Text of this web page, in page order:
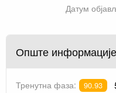
Датум
Опште информације
Тренутна фаза: 90.93